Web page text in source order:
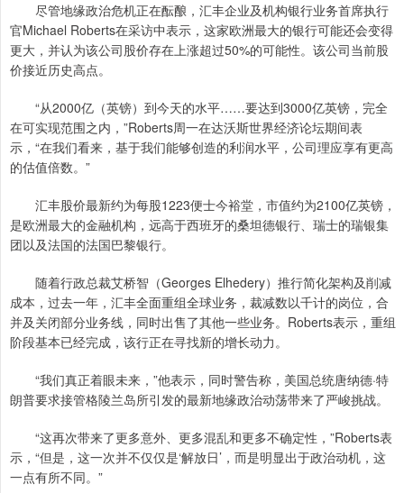
尽管地缘政治危机正在酝酿，汇丰企业及机构银行业务首席执行
官Michael Roberts在采访中表示，这家欧洲最大的银行可能还会变得
更大，并认为该公司股价存在上涨超过50%的可能性。该公司当前股
价接近历史高点。
“从2000亿（英镑）到今天的水平……要达到3000亿英镑，完全
在可实现范围之内，”Roberts周一在达沃斯世界经济论坛期间表
示，“在我们看来，基于我们能够创造的利润水平，公司理应享有更高
的估值倍数。”
汇丰股价最新约为每股1223便士今裕堂，市值约为2100亿英镑，
是欧洲最大的金融机构，远高于西班牙的桑坦德银行、瑞士的瑞银集
团以及法国的法国巴黎银行。
随着行政总裁艾桥智（Georges Elhedery）推行简化架构及削减
成本，过去一年，汇丰全面重组全球业务，裁减数以千计的岗位，合
并及关闭部分业务线，同时出售了其他一些业务。Roberts表示，重组
阶段基本已经完成，该行正在寻找新的增长动力。
“我们真正着眼未来，”他表示，同时警告称，美国总统唐纳德·特
朗普要求接管格陵兰岛所引发的最新地缘政治动荡带来了严峻挑战。
“这再次带来了更多意外、更多混乱和更多不确定性，”Roberts表
示，“但是，这一次并不仅仅是‘解放日’，而是明显出于政治动机，这
一点有所不同。”